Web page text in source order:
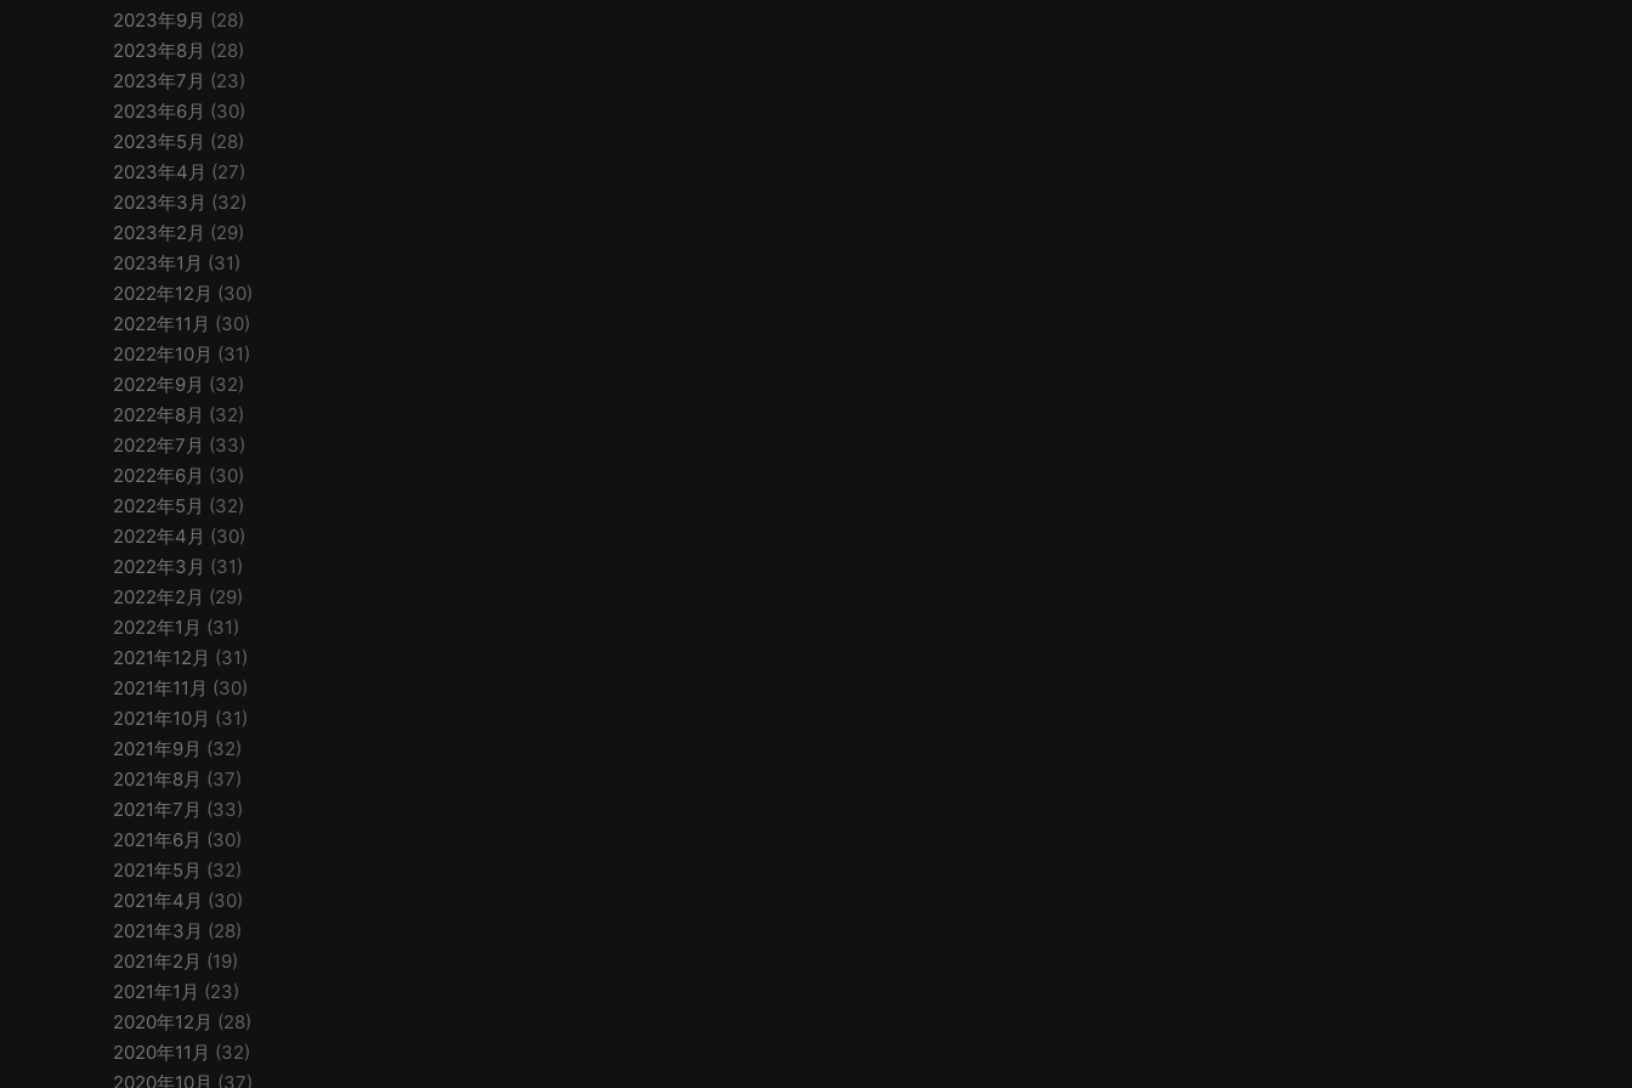
2023年9月 (28)
2023年8月 (28)
2023年7月 (23)
2023年6月 (30)
2023年5月 (28)
2023年4月 (27)
2023年3月 (32)
2023年2月 (29)
2023年1月 (31)
2022年12月 (30)
2022年11月 (30)
2022年10月 (31)
2022年9月 (32)
2022年8月 (32)
2022年7月 (33)
2022年6月 (30)
2022年5月 (32)
2022年4月 (30)
2022年3月 (31)
2022年2月 (29)
2022年1月 (31)
2021年12月 (31)
2021年11月 (30)
2021年10月 (31)
2021年9月 (32)
2021年8月 (37)
2021年7月 (33)
2021年6月 (30)
2021年5月 (32)
2021年4月 (30)
2021年3月 (28)
2021年2月 (19)
2021年1月 (23)
2020年12月 (28)
2020年11月 (32)
2020年10月 (37)